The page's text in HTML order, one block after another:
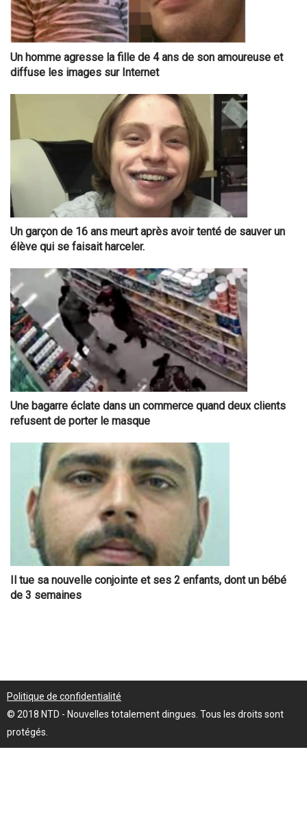
Un homme agresse la fille de 4 ans de son amoureuse et
diffuse les images sur Internet
Un garçon de 16 ans meurt après avoir tenté de sauver un
élève qui se faisait harceler.
Une bagarre éclate dans un commerce quand deux clients
refusent de porter le masque
Il tue sa nouvelle conjointe et ses 2 enfants, dont un bébé
de 3 semaines
Politique de confidentialité
© 2018 NTD - Nouvelles totalement dingues. Tous les droits sont
protégés.